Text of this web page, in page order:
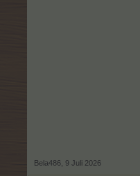
Bela486 9 Juli 2026